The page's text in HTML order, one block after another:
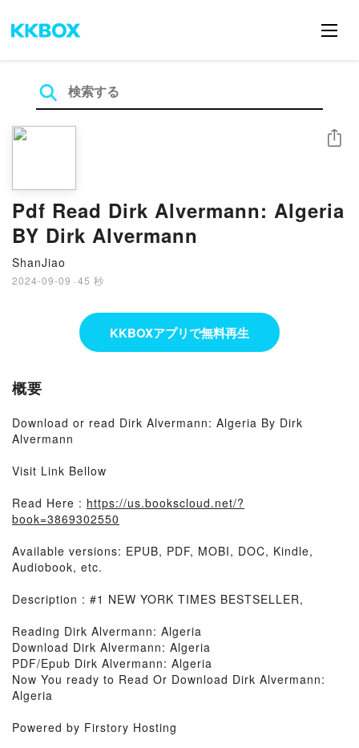
Pdf Read Dirk Alvermann: Algeria
BY Dirk Alvermann
ShanJiao
2024-09-09 · 45 秒
シェア
KKBOXアプリで無料再生
概要
Download or read Dirk Alvermann: Algeria By Dirk
Alvermann
Visit Link Bellow
Read Here : https://us.bookscloud.net/?
book=3869302550
Available versions: EPUB, PDF, MOBI, DOC, Kindle,
Audiobook, etc.
Description : #1 NEW YORK TIMES BESTSELLER,
Reading Dirk Alvermann: Algeria
Download Dirk Alvermann: Algeria
PDF/Epub Dirk Alvermann: Algeria
Now You ready to Read Or Download Dirk Alvermann:
Algeria
Powered by Firstory Hosting